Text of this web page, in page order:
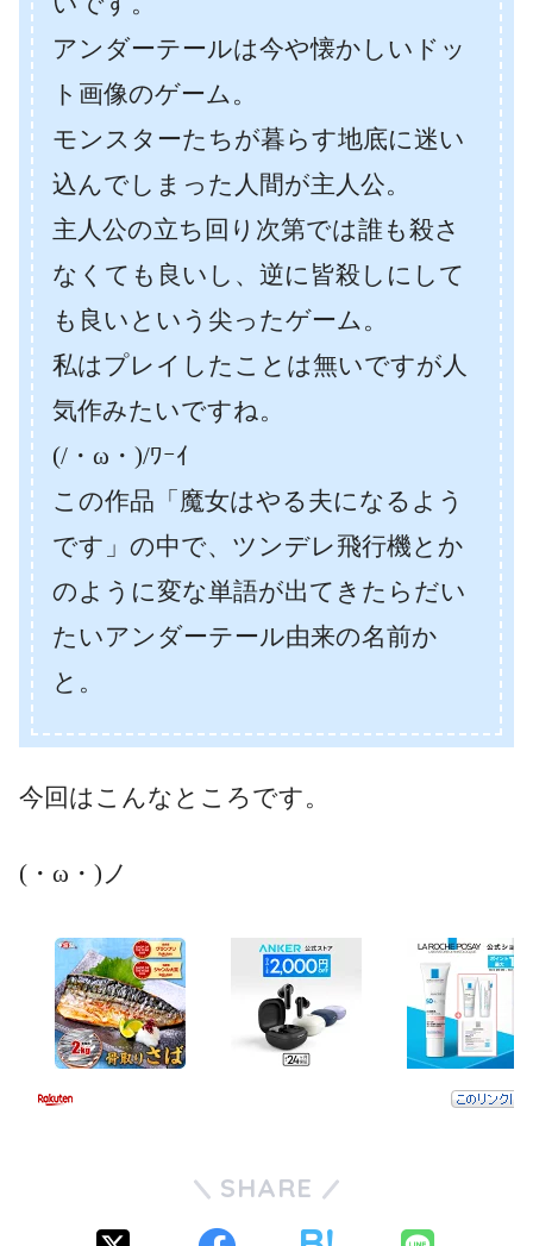
アンダーテールは今や懐かしいドッ
ト画像のゲーム。
モンスターたちが暮らす地底に迷い
込んでしまった人間が主人公。
主人公の立ち回り次第では誰も殺さ
なくても良いし、逆に皆殺しにして
も良いという尖ったゲーム。
私はプレイしたことは無いですが人
気作みたいですね。
(/・ω・)/ﾜｰｲ
この作品「魔女はやる夫になるよう
です」の中で、ツンデレ飛行機とか
のように変な単語が出てきたらだい
たいアンダーテール由来の名前か
と。
今回はこんなところです。
(・ω・)ノ
SHARE